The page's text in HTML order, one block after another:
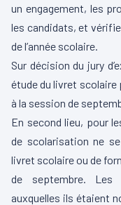
un engagement, les
les candidats, et
de l’année scolaire.
Sur décision du jury
étude du livret scolaire
à la session de
En second lieu, pour
de scolarisation ne
livret scolaire ou de
de septembre. Les
auxquelles ils étaient